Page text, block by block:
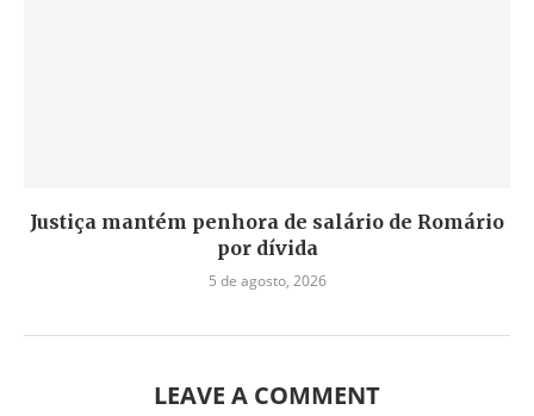
Justiça mantém penhora de salário de Romário
por dívida
5 de agosto, 2026
LEAVE A COMMENT